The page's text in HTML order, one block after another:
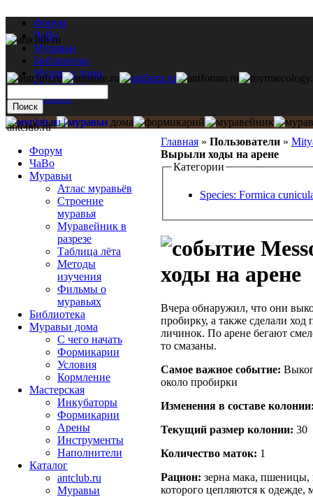
Форум
ЧаВо
Муравьи
Библиотека
Муравьи дома
Мастерская
Каталог
Главная » Пользователи »
Вырыли ходы на арене
Категории
Species: Formica
ходы на арене
Вчера обнаружил, что они
пробирку, а также сделали ход
личинок. По арене бегают
то смазаны.
Самое важное событие:
около пробирки
Изменения в составе
Текущий размер кoлонии: 30
Количество маток: 1
Рацион: зерна мака, пшеницы,
которого цепляются к одежде,
antclub.ru
Форум
ЧаВо
Муравьи
Атлас муравьёв
Строение
муравья
Муравейник в
разрезе
Таблица лёта
Методы
изучения
Фильмы о
муравьях
Библиотека
Муравьи дома
С чего начать
Формикарии
Условия
Кормление
Мастерская
Инкубаторы
Формикарии
Арены
Инструменты
Наполнители
Каталог
antclub.ru
Муравьи